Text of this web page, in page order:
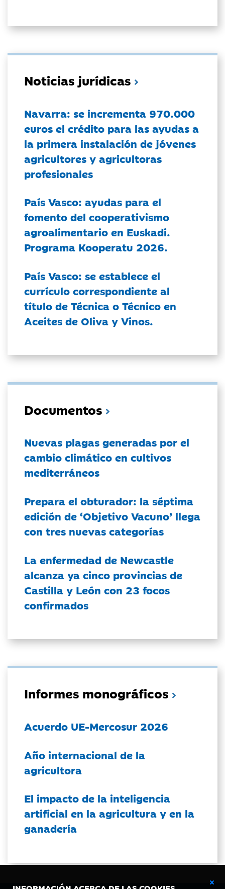
Noticias jurídicas
Navarra: se incrementa 970.000
euros el crédito para las ayudas a
la primera instalación de jóvenes
agricultores y agricultoras
profesionales
País Vasco: ayudas para el
fomento del cooperativismo
agroalimentario en Euskadi.
Programa Kooperatu 2026.
País Vasco: se establece el
currículo correspondiente al
título de Técnica o Técnico en
Aceites de Oliva y Vinos.
Documentos
Nuevas plagas generadas por el
cambio climático en cultivos
mediterráneos
Prepara el obturador: la séptima
edición de ‘Objetivo Vacuno’ llega
con tres nuevas categorías
La enfermedad de Newcastle
alcanza ya cinco provincias de
Castilla y León con 23 focos
confirmados
Informes monográficos
Acuerdo UE-Mercosur 2026
Año internacional de la
agricultora
El impacto de la inteligencia
artificial en la agricultura y en la
ganadería